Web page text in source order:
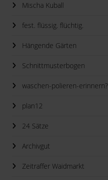
Mischa Kuball
fest. flüssig. flüchtig.
Hängende Gärten
Schnittmusterbogen
waschen-polieren-erinnern?
plan12
24 Sätze
Archivgut
Zeitraffer Waidmarkt